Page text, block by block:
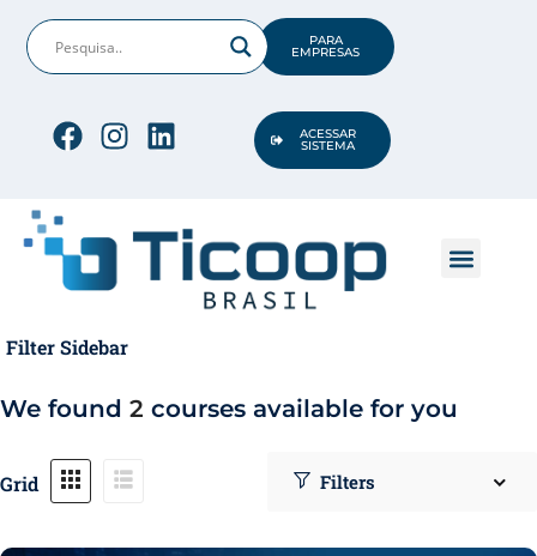
PARA
EMPRESAS
ACESSAR
SISTEMA
Filter Sidebar
We found 2 courses available for you
Grid